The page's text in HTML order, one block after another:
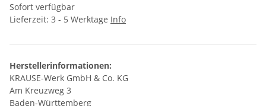
Sofort verfügbar
Lieferzeit: 3 - 5 Werktage Info
Herstellerinformationen:
KRAUSE-Werk GmbH & Co. KG
Am Kreuzweg 3
Baden-Württemberg